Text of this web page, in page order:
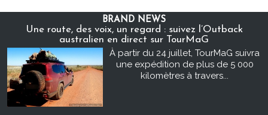
BRAND NEWS
Une route, des voix, un regard : suivez l’Outback
australien en direct sur TourMaG
À partir du 24 juillet, TourMaG suivra
une expédition de plus de 5 000
kilomètres à travers...